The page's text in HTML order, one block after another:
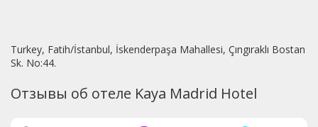
Turkey, Fatih/İstanbul, İskenderpaşa Mahallesi, Çıngıraklı Bostan
Sk. No:44.
Отзывы об отеле Kaya Madrid Hotel